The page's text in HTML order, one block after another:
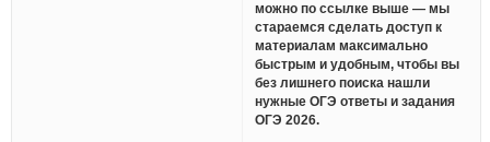
можно по ссылке выше — мы
стараемся сделать доступ к
материалам максимально
быстрым и удобным, чтобы вы
без лишнего поиска нашли
нужные ОГЭ ответы и задания
ОГЭ 2026.